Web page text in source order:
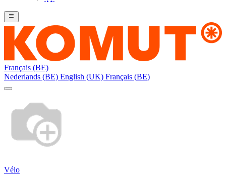
Français (BE)
Nederlands (BE) English (UK) Français (BE)
Vélo